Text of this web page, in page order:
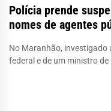
Polícia prende
nomes de agentes
No Maranhão, investigado
federal e de um ministro de